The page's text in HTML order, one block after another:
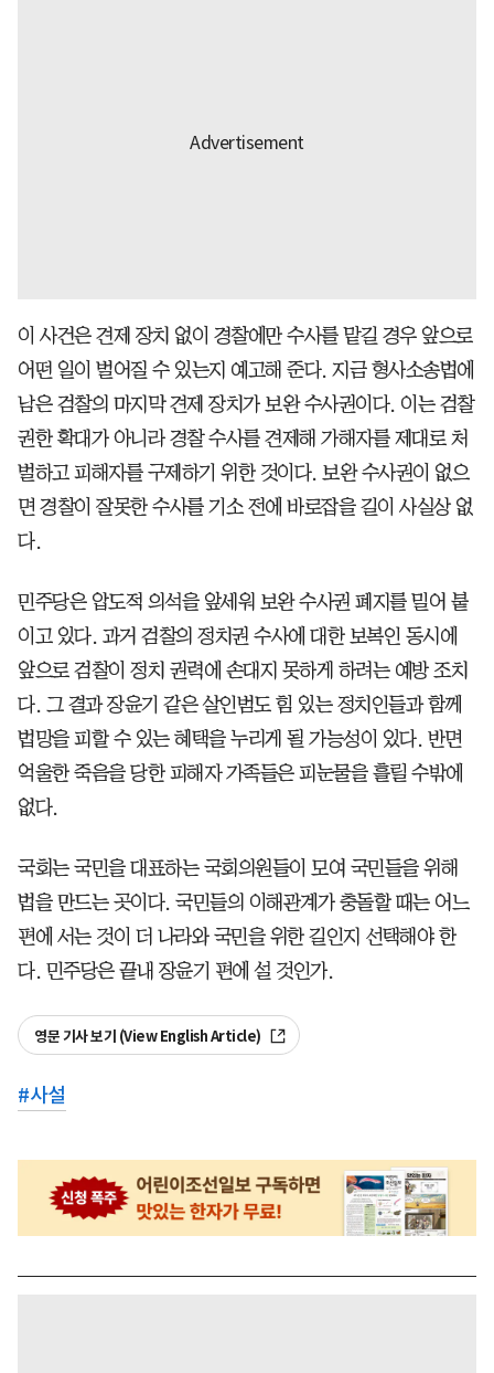
이 사건은 견제 장치 없이 경찰에만 수사를 맡길 경우 앞으로
어떤 일이 벌어질 수 있는지 예고해 준다. 지금 형사소송법에
남은 검찰의 마지막 견제 장치가 보완 수사권이다. 이는 검찰
권한 확대가 아니라 경찰 수사를 견제해 가해자를 제대로 처
벌하고 피해자를 구제하기 위한 것이다. 보완 수사권이 없으
면 경찰이 잘못한 수사를 기소 전에 바로잡을 길이 사실상 없
다.
민주당은 압도적 의석을 앞세워 보완 수사권 폐지를 밀어 붙
이고 있다. 과거 검찰의 정치권 수사에 대한 보복인 동시에
앞으로 검찰이 정치 권력에 손대지 못하게 하려는 예방 조치
다. 그 결과 장윤기 같은 살인범도 힘 있는 정치인들과 함께
법망을 피할 수 있는 혜택을 누리게 될 가능성이 있다. 반면
억울한 죽음을 당한 피해자 가족들은 피눈물을 흘릴 수밖에
없다.
국회는 국민을 대표하는 국회의원들이 모여 국민들을 위해
법을 만드는 곳이다. 국민들의 이해관계가 충돌할 때는 어느
편에 서는 것이 더 나라와 국민을 위한 길인지 선택해야 한
다. 민주당은 끝내 장윤기 편에 설 것인가.
영문 기사 보기 (View English Article)
#사설